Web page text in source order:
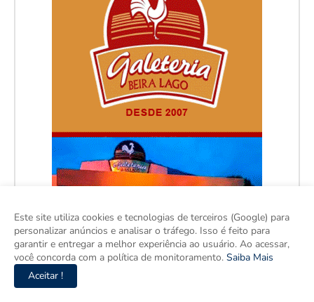
Este site utiliza cookies e tecnologias de terceiros (Google) para
personalizar anúncios e analisar o tráfego. Isso é feito para
garantir e entregar a melhor experiência ao usuário. Ao acessar,
você concorda com a política de monitoramento. Saiba Mais
Aceitar !